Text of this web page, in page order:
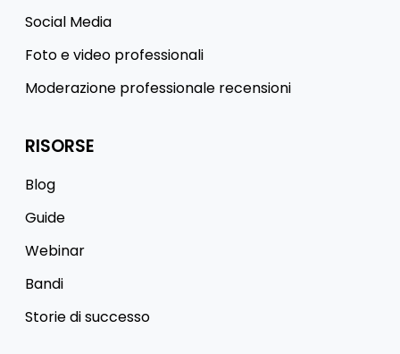
Social Media
Foto e video professionali
Moderazione professionale recensioni
RISORSE
Blog
Guide
Webinar
Bandi
Storie di successo